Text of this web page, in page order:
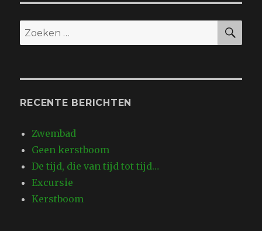
Zoeken
naar:
RECENTE BERICHTEN
Zwembad
Geen kerstboom
De tijd, die van tijd tot tijd…
Excursie
Kerstboom